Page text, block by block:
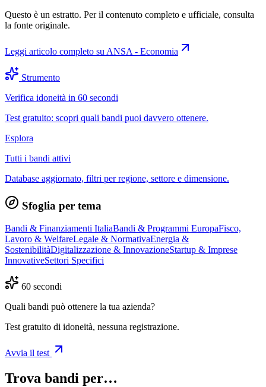
Questo è un estratto. Per il contenuto completo e ufficiale, consulta
la fonte originale.
Leggi articolo completo su ANSA - Economia
Strumento
Verifica idoneità in 60 secondi
Test gratuito: scopri quali bandi puoi davvero ottenere.
Esplora
Tutti i bandi attivi
Database aggiornato, filtri per regione, settore e dimensione.
Sfoglia per tema
Bandi & Finanziamenti ItaliaBandi & Programmi EuropaFisco,
Lavoro & WelfareLegale & NormativaEnergia &
SostenibilitàDigitalizzazione & InnovazioneStartup & Imprese
InnovativeSettori Specifici
60 secondi
Quali bandi può ottenere la tua azienda?
Test gratuito di idoneità, nessuna registrazione.
Avvia il test
Trova bandi per…